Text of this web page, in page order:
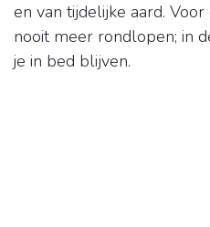
en van tijdelijke aard.
nooit meer rondlopen; in
je in bed blijven.